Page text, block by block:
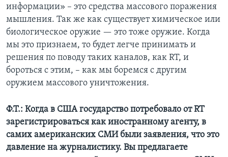
информации» – это средства массового поражения
мышления. Так же как существует химическое или
биологическое оружие — это тоже оружие. Когда
мы это признаем, то будет легче принимать и
решения по поводу таких каналов, как RT, и
бороться с этим, – как мы боремся с другим
оружием массового уничтожения.
Ф.Т.: Когда в США государство потребовало отRT
зарегистрироваться как иностранному агенту, в
самих американских СМИ были заявления, что это
давление на журналистику. Вы предлагаете